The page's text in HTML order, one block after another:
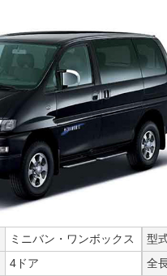
ミニバン・ワンボックス
4ドア
型
全